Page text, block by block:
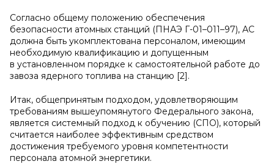
Согласно общему положению обеспечения
безопасности атомных станций (ПНАЭ Г-01–011–97), АС
должна быть укомплектована персоналом, имеющим
необходимую квалификацию и допущенным
в установленном порядке к самостоятельной работе до
завоза ядерного топлива на станцию [2].
Итак, общепринятым подходом, удовлетворяющим
требованиям вышеупомянутого Федерального закона,
является системный подход к обучению (СПО), который
считается наиболее эффективным средством
достижения требуемого уровня компетентности
персонала атомной энергетики.